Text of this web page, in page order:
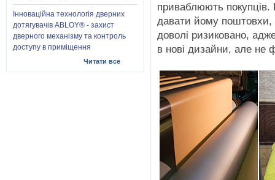
приваблюють
давати йому поштовхи,
доволі ризиковано,
в нові дизайни, але не
Інноваційна технологія дверних
дотягувачів ABLOY® - захист
дверного механізму та контроль
доступу в приміщення
Читати все